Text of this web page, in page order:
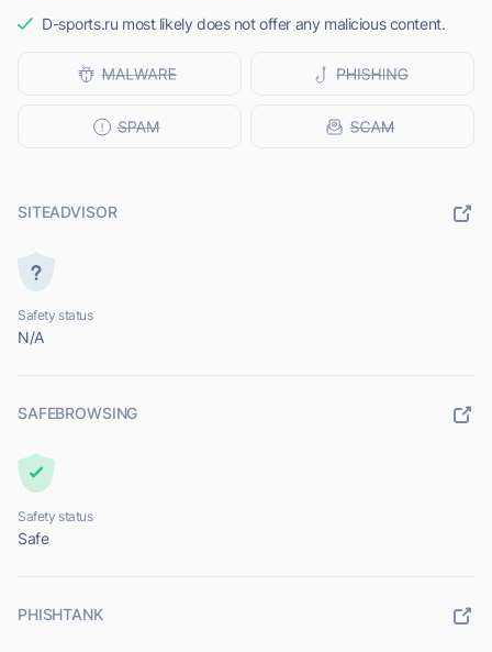
D-sports.ru most likely does not offer any malicious content.
SITEADVISOR
Safety status
N/A
SAFEBROWSING
Safety status
Safe
PHISHTANK